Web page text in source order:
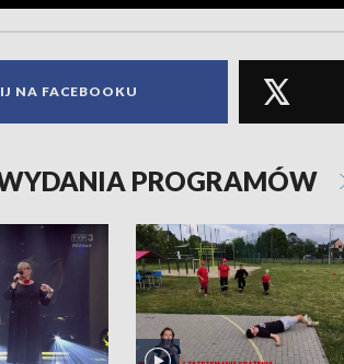
NA FACEBOOKU
PROGRAMÓW